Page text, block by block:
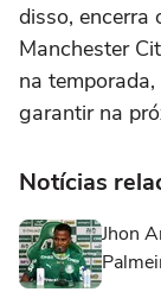
disso, encerra
Manchester
na
garantir na
Notícias
Jhon